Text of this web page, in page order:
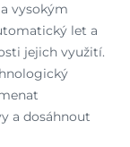
vysokým
let a
jejich využití.
a dosáhnout